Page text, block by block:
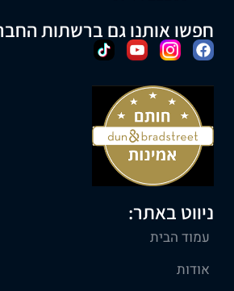
חפשו אותנו גם ברשתות
ניווט באתר:
עמוד הבית
אודות